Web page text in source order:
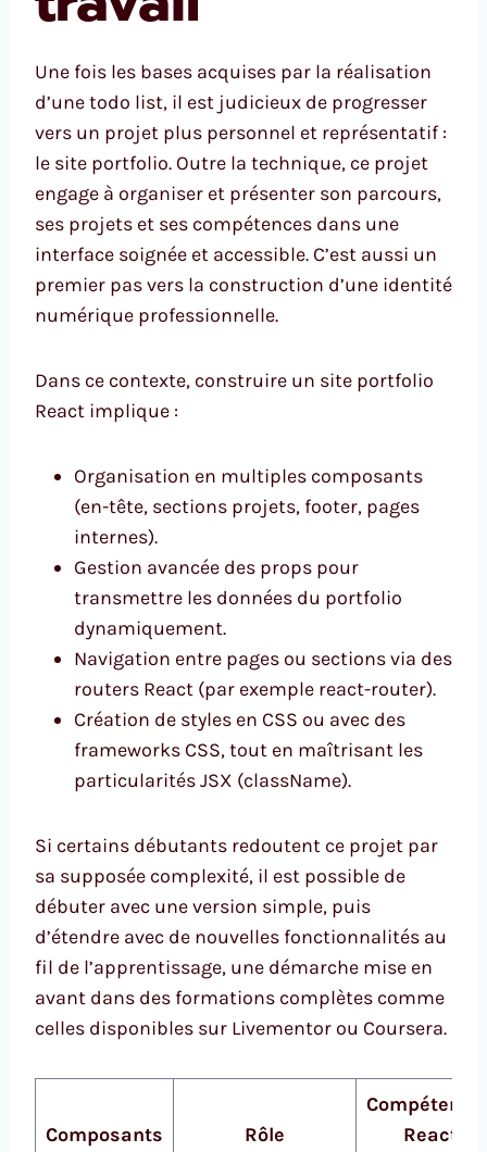
Une fois les bases acquises par la réalisation
d’une todo list, il est judicieux de progresser
vers un projet plus personnel et représentatif :
le site portfolio. Outre la technique, ce projet
engage à organiser et présenter son parcours,
ses projets et ses compétences dans une
interface soignée et accessible. C’est aussi un
premier pas vers la construction d’une identité
numérique professionnelle.
Dans ce contexte, construire un site portfolio
React implique :
Organisation en multiples composants
(en-tête, sections projets, footer, pages
internes).
Gestion avancée des props pour
transmettre les données du portfolio
dynamiquement.
Navigation entre pages ou sections via des
routers React (par exemple react-router).
Création de styles en CSS ou avec des
frameworks CSS, tout en maîtrisant les
particularités JSX (className).
Si certains débutants redoutent ce projet par
sa supposée complexité, il est possible de
débuter avec une version simple, puis
d’étendre avec de nouvelles fonctionnalités au
fil de l’apprentissage, une démarche mise en
avant dans des formations complètes comme
celles disponibles sur Livementor ou Coursera.
Composants Rôle
React